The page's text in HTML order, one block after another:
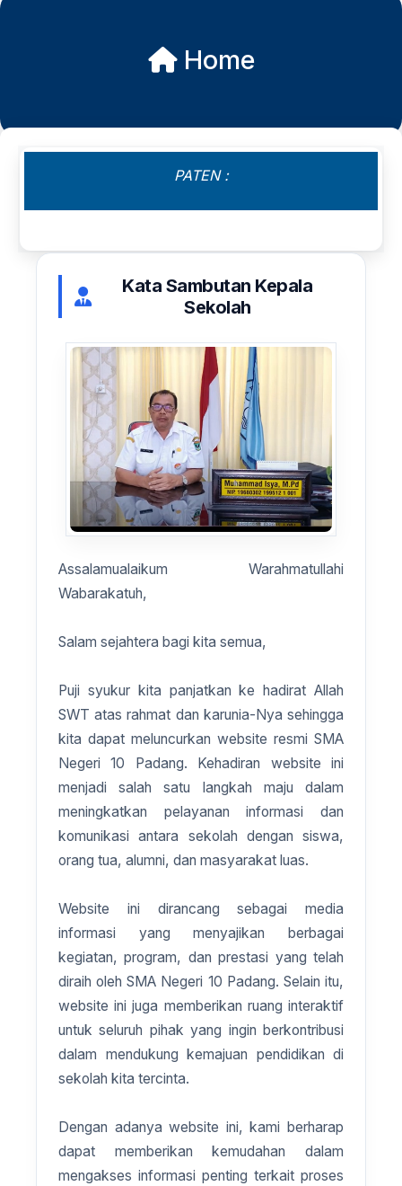
Home
PATEN :
Kata Sambutan Kepala
Sekolah
Assalamualaikum Warahmatullahi
Wabarakatuh,
Salam sejahtera bagi kita semua,
Puji syukur kita panjatkan ke hadirat Allah
SWT atas rahmat dan karunia-Nya sehingga
kita dapat meluncurkan website resmi SMA
Negeri 10 Padang. Kehadiran website ini
menjadi salah satu langkah maju dalam
meningkatkan pelayanan informasi dan
komunikasi antara sekolah dengan siswa,
orang tua, alumni, dan masyarakat luas.
Website ini dirancang sebagai media
informasi yang menyajikan berbagai
kegiatan, program, dan prestasi yang telah
diraih oleh SMA Negeri 10 Padang. Selain itu,
website ini juga memberikan ruang interaktif
untuk seluruh pihak yang ingin berkontribusi
dalam mendukung kemajuan pendidikan di
sekolah kita tercinta.
Dengan adanya website ini, kami berharap
dapat memberikan kemudahan dalam
mengakses informasi penting terkait proses